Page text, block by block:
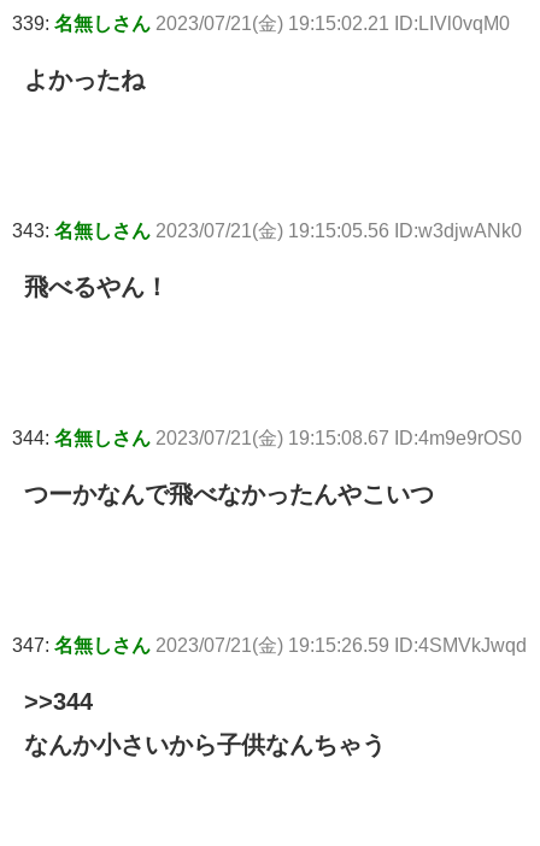
339: 名無しさん 2023/07/21(金) 19:15:02.21 ID:LIVl0vqM0
よかったね
343: 名無しさん 2023/07/21(金) 19:15:05.56 ID:w3djwANk0
飛べるやん！
344: 名無しさん 2023/07/21(金) 19:15:08.67 ID:4m9e9rOS0
つーかなんで飛べなかったんやこいつ
347: 名無しさん 2023/07/21(金) 19:15:26.59 ID:4SMVkJwqd
>>344
なんか小さいから子供なんちゃう